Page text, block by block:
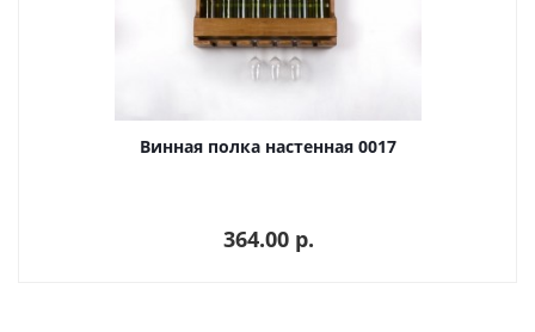
Винная полка настенная 0017
364.00 p.